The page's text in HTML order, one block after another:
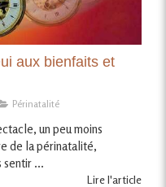
aux bienfaits et
Périnatalité
un peu moins
de la périnatalité,
sentir ...
Lire l'article